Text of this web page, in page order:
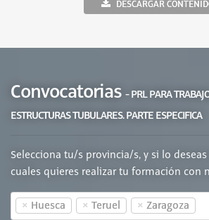
DESCARGAR
Convocatorias - PRL PARA
ESTRUCTURAS TUBULARES. PARTE ESPECIFICA
Selecciona tu/s provincia/s, y si lo
cuales quieres realizar tu formación con
× Huesca × Teruel × Zaragoza